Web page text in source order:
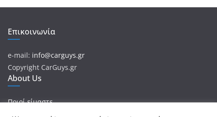
Επικοινωνία
e-mail: info@carguys.gr
Copyright CarGuys.gr
About Us
Ποιοί είμαστε